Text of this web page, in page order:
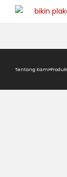
Tentang Kami Produk